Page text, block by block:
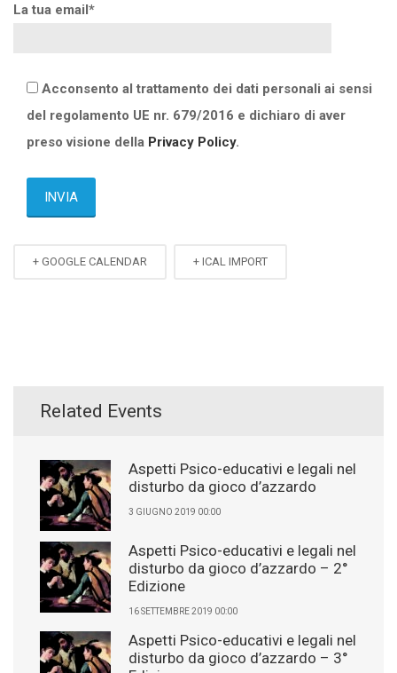
La tua email*
Acconsento al trattamento dei dati personali ai sensi
del regolamento UE nr. 679/2016 e dichiaro di aver
preso visione della Privacy Policy.
+ GOOGLE CALENDAR + ICAL IMPORT
Related Events
Aspetti Psico-educativi e legali nel
disturbo da gioco d’azzardo
3 GIUGNO 2019 00:00
Aspetti Psico-educativi e legali nel
disturbo da gioco d’azzardo – 2°
Edizione
16 SETTEMBRE 2019 00:00
Aspetti Psico-educativi e legali nel
disturbo da gioco d’azzardo – 3°